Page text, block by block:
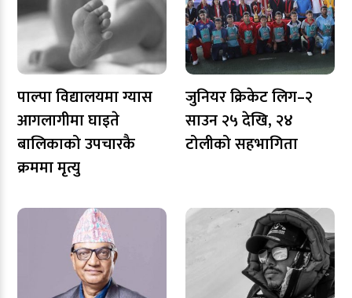
पाल्पा विद्यालयमा ग्यास
आगलागीमा घाइते
बालिकाको उपचारकै
क्रममा मृत्यु
जुनियर क्रिकेट लिग–२
साउन २५ देखि, २४
टोलीको सहभागिता